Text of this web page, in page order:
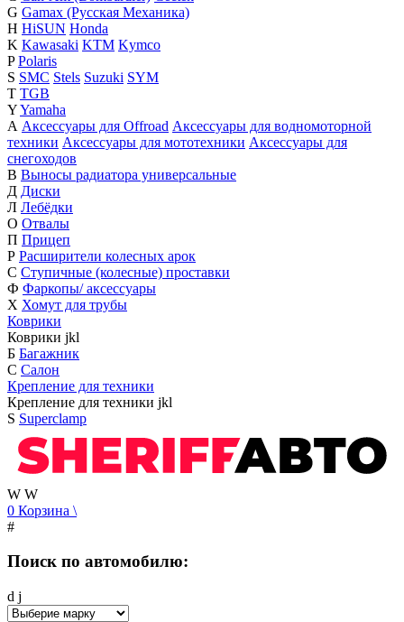
G Gamax (Русская Механика)
H HiSUN Honda
K Kawasaki KTM Kymco
P Polaris
S SMC Stels Suzuki SYM
T TGB
YYamaha
А Аксессуары для Offroad Аксессуары для водномоторной
техники Аксессуары для мототехники Аксессуары для
снегоходов
В Выносы радиатора универсальные
Д Диски
Л Лебёдки
О Отвалы
П Прицеп
Р Расширители колесных арок
С Ступичные (колесные) проставки
Ф Фаркопы/ аксессуары
Х Хомут для трубы
Коврики
Коврики jkl
Б Багажник
С Салон
Крепление для техники
Крепление для техники jkl
S Superclamp
W W
0 Корзина \
#
Поиск по автомобилю:
d j